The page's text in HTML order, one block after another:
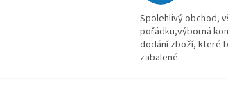
Spolehlivý obchod,
pořádku,výborná
dodání zboží, které
zabalené.